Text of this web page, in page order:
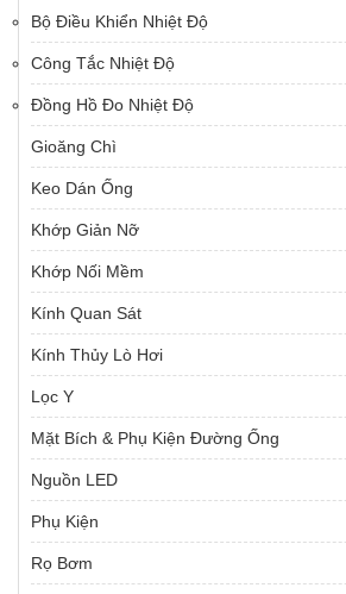
Bộ Điều Khiển Nhiệt Độ
Công Tắc Nhiệt Độ
Đồng Hồ Đo Nhiệt Độ
Gioăng Chì
Keo Dán Ống
Khớp Giản Nỡ
Khớp Nối Mềm
Kính Quan Sát
Kính Thủy Lò Hơi
Lọc Y
Mặt Bích & Phụ Kiện Đường Ống
Nguồn LED
Phụ Kiện
Rọ Bơm